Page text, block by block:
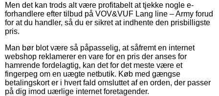
Men det kan trods alt være profitabelt at tjekke nogle e-
forhandlere efter tilbud på VOV&VUF Lang line – Army forud
for at du handler, så du er sikret at indhente den prisbilligste
pris.
Man bør blot være så påpasselig, at såfremt en internet
webshop reklamerer en vare for en pris der anses for
hamrende fordelagtig, kan det for det meste være et
fingerpeg om en uægte netbutik. Køb med gængse
betalingskort er i hvert fald omsluttet af en orden, der passer
på dig imod uærlige internet foretagender.